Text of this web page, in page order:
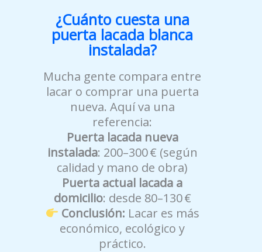
¿Cuánto cuesta una
puerta lacada blanca
instalada?
Mucha gente compara entre
lacar o comprar una puerta
nueva. Aquí va una
referencia:
Puerta lacada nueva
instalada: 200–300 € (según
calidad y mano de obra)
Puerta actual lacada a
domicilio: desde 80–130 €
Conclusión: Lacar es más
económico, ecológico y
práctico.